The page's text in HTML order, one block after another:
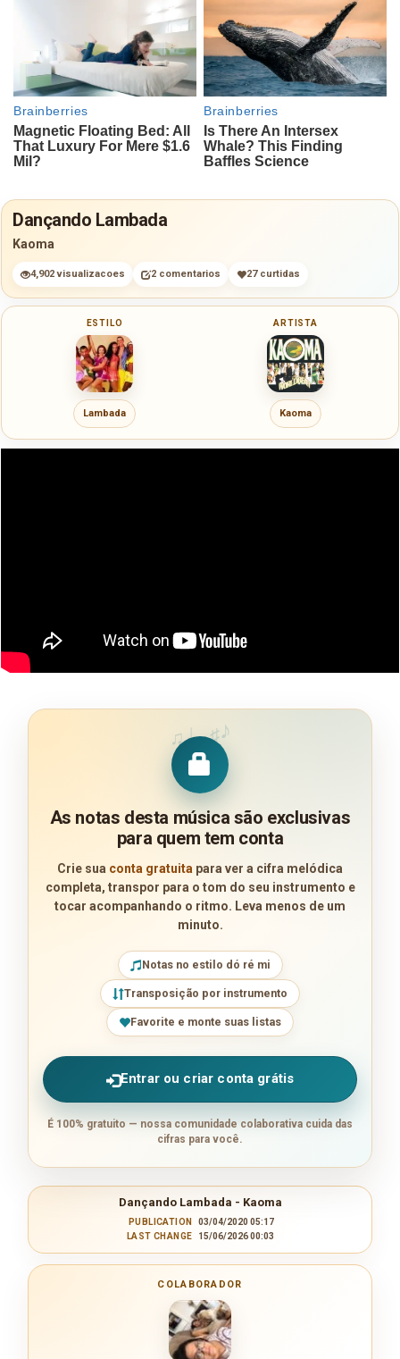
Dançando Lambada
Kaoma
4,902 visualizacoes 2 comentarios 27 curtidas
ESTILO
Lambada
ARTISTA
Kaoma
♫♩♯♪
As notas desta música são exclusivas
para quem tem conta
Crie sua conta gratuita para ver a cifra melódica
completa, transpor para o tom do seu instrumento e
tocar acompanhando o ritmo. Leva menos de um
minuto.
Notas no estilo dó ré mi
Transposição por instrumento
Favorite e monte suas listas
Entrar ou criar conta grátis
É 100% gratuito — nossa comunidade colaborativa cuida das
cifras para você.
Dançando Lambada - Kaoma
PUBLICATION
03/04/2020 05:17
LAST CHANGE
15/06/2026 00:03
COLABORADOR